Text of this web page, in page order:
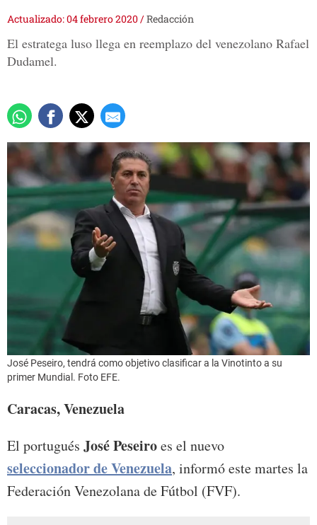
Actualizado: 04 febrero 2020/Redacción
El estratega luso llega en reemplazo del venezolano Rafael
Dudamel.
José Peseiro, tendrá como objetivo clasificar a la Vinotinto a su
primer Mundial. Foto EFE.
Caracas, Venezuela
El portugués José Peseiroes el nuevo
seleccionador de Venezuela, informó este martes la
Federación Venezolana de Fútbol (FVF).